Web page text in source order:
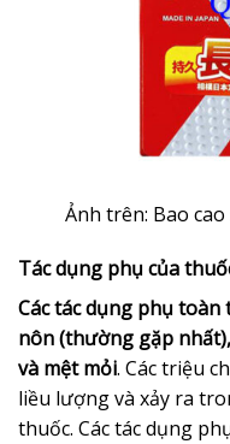
Ảnh trên: Bao
Tác dụng phụ của
Các tác dụng phụ
nôn (thường gặp
và mệt mỏi. Các triệu
liều lượng và xảy ra
thuốc. Các tác dụng